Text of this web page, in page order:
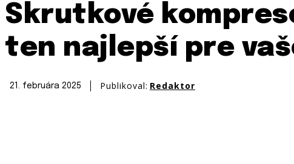
Skrutkové
ten najlepší pre
21. februára 2025 Publikoval: Redaktor